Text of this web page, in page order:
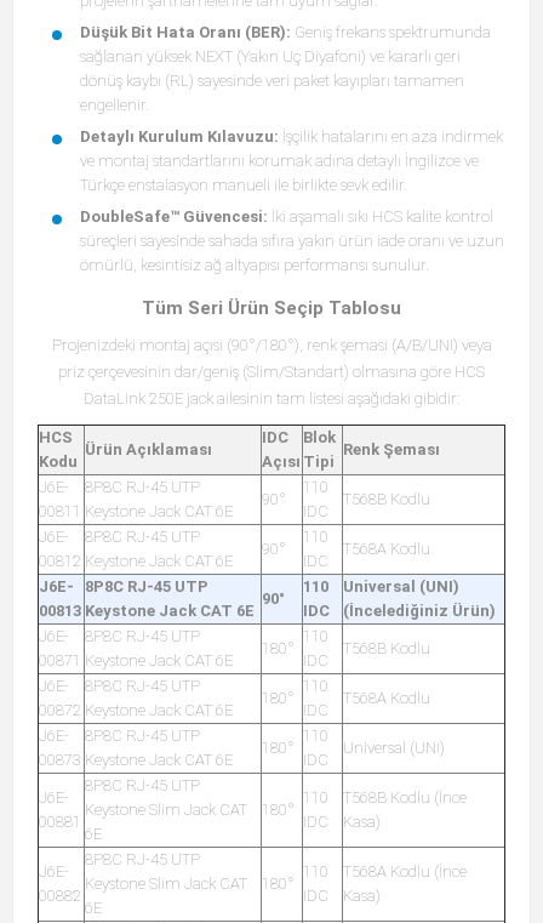
Düşük Bit Hata Oranı (BER): Geniş frekans spektrumunda
sağlanan yüksek NEXT (Yakın Uç Diyafoni) ve kararlı geri
dönüş kaybı (RL) sayesinde veri paket kayıpları tamamen
engellenir.
Detaylı Kurulum Kılavuzu: İşçilik hatalarını en aza indirmek
ve montaj standartlarını korumak adına detaylı İngilizce ve
Türkçe enstalasyon manueli ile birlikte sevk edilir.
DoubleSafe™ Güvencesi: İki aşamalı sıkı HCS kalite kontrol
süreçleri sayesinde sahada sıfıra yakın ürün iade oranı ve uzun
ömürlü, kesintisiz ağ altyapısı performansı sunulur.
Tüm Seri Ürün Seçip Tablosu
Projenizdeki montaj açısı (90°/180°), renk şeması (A/B/UNI) veya
priz çerçevesinin dar/geniş (Slim/Standart) olmasına göre HCS
DataLink 250E jack ailesinin tam listesi aşağıdaki gibidir:
HCS
Kodu
Ürün Açıklaması
IDC
Açısı
Blok
Tipi
Renk Şeması
J6E-
00811
8P8C RJ-45 UTP
Keystone Jack CAT 6E
90°
110
IDC
T568B Kodlu
J6E-
00812
8P8C RJ-45 UTP
Keystone Jack CAT 6E
90°
110
IDC
T568A Kodlu
J6E-
00813
8P8C RJ-45 UTP
Keystone Jack CAT 6E
90°
110
IDC
Universal (UNI)
(İncelediğiniz Ürün)
J6E-
00871
8P8C RJ-45 UTP
Keystone Jack CAT 6E
180°
110
IDC
T568B Kodlu
J6E-
00872
8P8C RJ-45 UTP
Keystone Jack CAT 6E
180°
110
IDC
T568A Kodlu
J6E-
00873
8P8C RJ-45 UTP
Keystone Jack CAT 6E
180°
110
IDC
Universal (UNI)
J6E-
00881
8P8C RJ-45 UTP
Keystone Slim Jack CAT
6E
180°
110
IDC
T568B Kodlu (İnce
Kasa)
J6E-
00882
8P8C RJ-45 UTP
Keystone Slim Jack CAT
6E
180°
110
IDC
T568A Kodlu (İnce
Kasa)